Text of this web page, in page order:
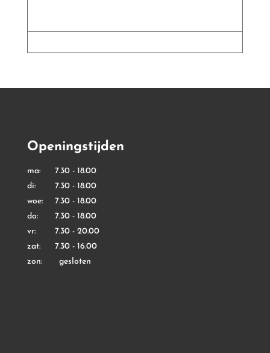
Openingstijden
ma: 7.30 - 18.00
di: 7.30 - 18.00
woe: 7.30 - 18.00
do: 7.30 - 18.00
vr: 7.30 - 20.00
zat: 7.30 - 16.00
zon: gesloten